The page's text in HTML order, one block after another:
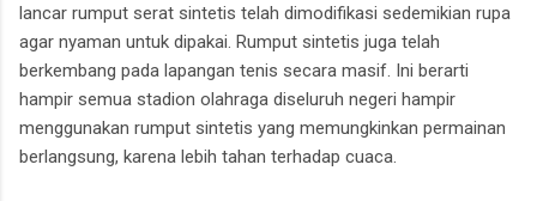
lancar rumput serat sintetis telah dimodifikasi sedemikian rupa
agar nyaman untuk dipakai. Rumput sintetis juga telah
berkembang pada lapangan tenis secara masif. Ini berarti
hampir semua stadion olahraga diseluruh negeri hampir
menggunakan rumput sintetis yang memungkinkan permainan
berlangsung, karena lebih tahan terhadap cuaca.